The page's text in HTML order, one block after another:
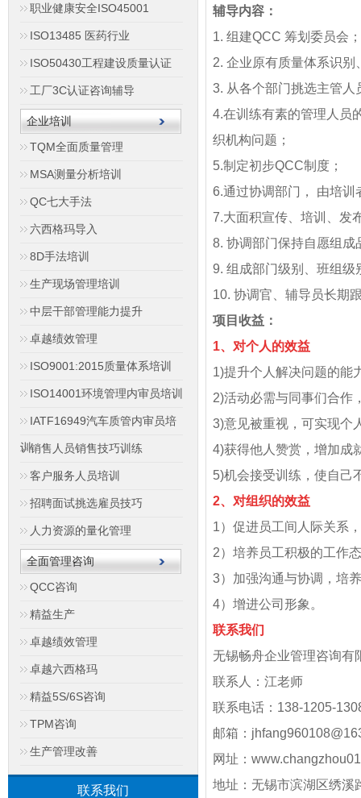
职业健康安全ISO45001
ISO13485 医药行业
ISO50430工程建设质量认证
工厂3C认证咨询辅导
企业培训
TQM全面质量管理
MSA测量分析培训
QC七大手法
六西格玛导入
8D手法培训
生产现场管理培训
中层干部管理能力提升
卓越绩效管理
ISO9001:2015质量体系培训
ISO14001环境管理内审员培训
IATF16949汽车质管内审员培
训销售人员销售技巧训练
客户服务人员培训
招聘面试挑选雇员技巧
人力资源的量化管理
全面管理咨询
QCC咨询
精益生产
卓越绩效管理
卓越六西格玛
精益5S/6S咨询
TPM咨询
生产管理改善
联系我们
辅导内容：
1. 组建QCC 筹划委员会；
2. 企业原有质量体系识别
3. 从各个部门挑选主管
4.在训练有素的管理人员
织机构问题；
5.制定初步QCC制度；
6.通过协调部门， 由培
7.大面积宣传、培训、发
8. 协调部门保持自愿组成
9. 组成部门级别、班组级
10. 协调官、辅导员长期
项目收益：
1、对个人的效益
1)提升个人解决问题的能
2)活动必需与同事们合作
3)意见被重视，可实现个
4)获得他人赞赏，增加成
5)机会接受训练，使自己
2、对组织的效益
1）促进员工间人际关系
2）培养员工积极的工作
3）加强沟通与协调，培
4）增进公司形象。
联系我们
无锡畅舟企业管理咨询有
联系人：江老师
联系电话：138-1205-
邮箱：
网址：
地址：无锡市滨湖区绣溪